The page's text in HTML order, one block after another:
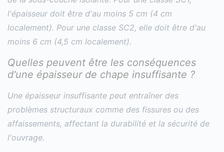
l'épaisseur doit être d'au moins 5 cm (4 cm
localement). Pour une classe SC2, elle doit être d'au
moins 6 cm (4,5 cm localement).
Quelles peuvent être les conséquences
d'une épaisseur de chape insuffisante ?
Une épaisseur insuffisante peut entraîner des
problèmes structuraux comme des fissures ou des
affaissements, affectant la durabilité et la sécurité de
l'ouvrage.